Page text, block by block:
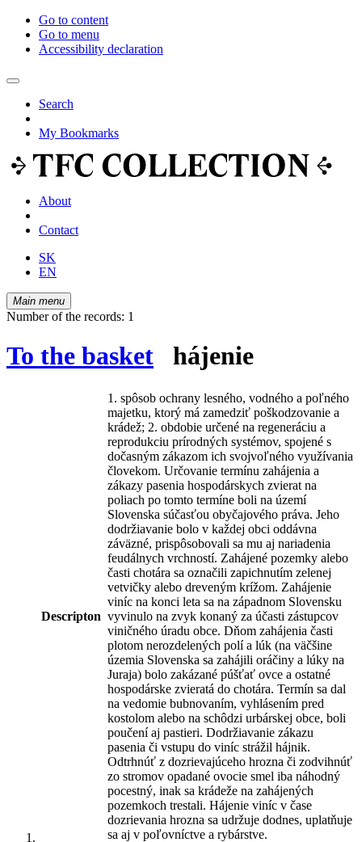
Go to content
Go to menu
Accessibility declaration
Search
My Bookmarks
About
Contact
SK
EN
Main menu
Number of the records: 1
To the basket hájenie
Descripton
1. spôsob ochrany lesného, vodného a poľného
majetku, ktorý má zamedziť poškodzovanie a
krádež; 2. obdobie určené na regeneráciu a
reprodukciu prírodných systémov, spojené s
dočasným zákazom ich svojvoľného využívania
človekom. Určovanie termínu zahájenia a
zákazy pasenia hospodárskych zvierat na
poliach po tomto termíne boli na území
Slovenska súčasťou obyčajového práva. Jeho
dodržiavanie bolo v každej obci oddávna
záväzné, prispôsobovali sa mu aj nariadenia
feudálnych vrchností. Zahájené pozemky alebo
časti chotára sa označili zapichnutím zelenej
vetvičky alebo dreveným krížom. Zahájenie
viníc na konci leta sa na západnom Slovensku
vyvinulo na zvyk konaný za účasti zástupcov
viničného úradu obce. Dňom zahájenia časti
plotom nerozdelených polí a lúk (na väčšine
územia Slovenska sa zahájili oráčiny a lúky na
Juraja) bolo zakázané púšťať ovce a ostatné
hospodárske zvieratá do chotára. Termín sa dal
na vedomie bubnovaním, vyhlásením pred
kostolom alebo na schôdzi urbárskej obce, boli
poučení aj pastieri. Dodržiavanie zákazu
pasenia či vstupu do viníc strážil hájnik.
Odtrhnúť z dozrievajúceho hrozna či zodvihnúť
zo stromov opadané ovocie smel iba náhodný
pocestný, inak sa krádeže na zahájených
pozemkoch trestali. Hájenie viníc v čase
dozrievania hrozna sa udržuje dodnes, uplatňuje
sa aj v poľovníctve a rybárstve.